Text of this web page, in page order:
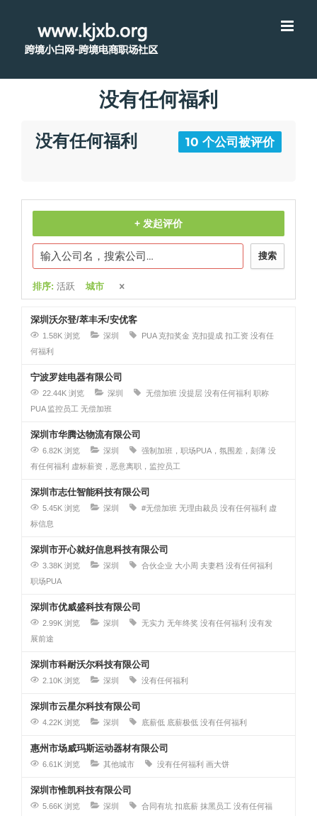
没有任何福利
没有任何福利 10 个公司被评价
+ 发起评价
搜索
排序: 活跃 城市
深圳沃尔登/萃丰禾/安优客
1.58K 浏览 深圳 PUA 克扣奖金 克扣提成 扣工资 没有任
何福利
宁波罗娃电器有限公司
22.44K 浏览 深圳 无偿加班 没提层 没有任何福利 职称
PUA 监控员工 无偿加班
深圳市华腾达物流有限公司
6.82K 浏览 深圳 强制加班，职场PUA，氛围差，刻薄 没
有任何福利 虚标薪资，恶意离职，监控员工
深圳市志仕智能科技有限公司
5.45K 浏览 深圳 #无偿加班 无理由裁员 没有任何福利 虚
标信息
深圳市开心就好信息科技有限公司
3.38K 浏览 深圳 合伙企业 大小周 夫妻档 没有任何福利
职场PUA
深圳市优威盛科技有限公司
2.99K 浏览 深圳 无实力 无年终奖 没有任何福利 没有发
展前途
深圳市科耐沃尔科技有限公司
2.10K 浏览 深圳 没有任何福利
深圳市云星尔科技有限公司
4.22K 浏览 深圳 底薪低 底薪极低 没有任何福利
惠州市场威玛斯运动器材有限公司
6.61K 浏览 其他城市 没有任何福利 画大饼
深圳市惟凯科技有限公司
5.66K 浏览 深圳 合同有坑 扣底薪 抹黑员工 没有任何福